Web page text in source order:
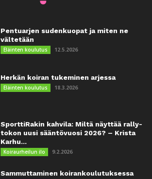
Pentuarjen sudenkuopat ja miten ne
vältetään
Eläinten koulutus 12.5.2026
Herkän koiran tukeminen arjessa
Eläinten koulutus 18.3.2026
SporttiRakin kahvila: Miltä näyttää rally-
tokon uusi sääntövuosi 2026? – Krista
Karhu...
Koiraurheilun ilo 9.2.2026
Sammuttaminen koirankoulutuksessa